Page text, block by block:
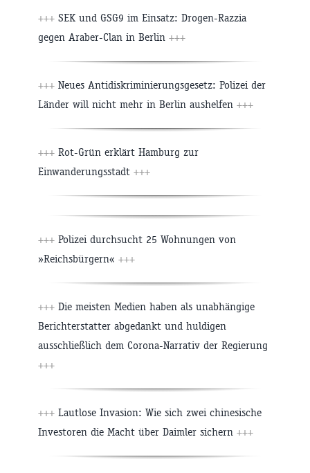
+++ SEK und GSG9 im Einsatz: Drogen-Razzia
gegen Araber-Clan in Berlin +++
+++ Neues Antidiskriminierungsgesetz: Polizei der
Länder will nicht mehr in Berlin aushelfen +++
+++ Rot-Grün erklärt Hamburg zur
Einwanderungsstadt +++
+++ Polizei durchsucht 25 Wohnungen von
»Reichsbürgern« +++
+++ Die meisten Medien haben als unabhängige
Berichterstatter abgedankt und huldigen
ausschließlich dem Corona-Narrativ der Regierung
+++
+++ Lautlose Invasion: Wie sich zwei chinesische
Investoren die Macht über Daimler sichern +++